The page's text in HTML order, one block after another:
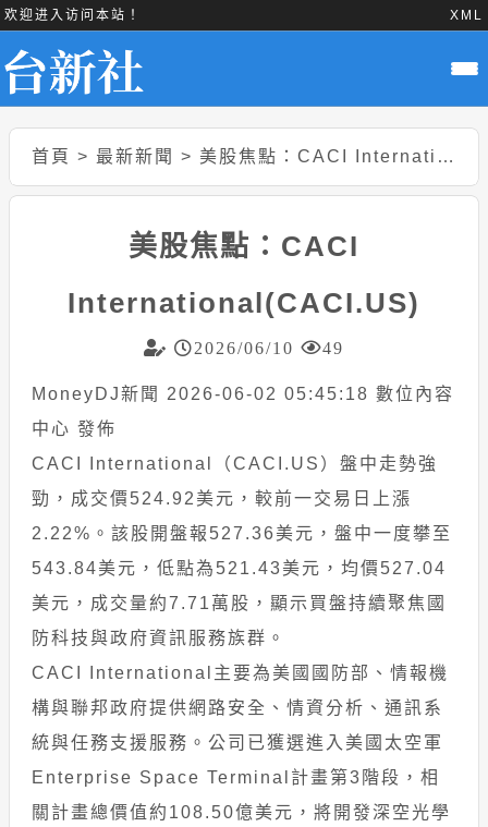
欢迎进入访问本站！ XML
首頁 > 最新新聞 > 美股焦點：CACI International(CACI.US)
美股焦點：CACI
International(CACI.US)
2026/06/10 49
MoneyDJ新聞 2026-06-02 05:45:18 數位內容
中心 發佈
CACI International（CACI.US）盤中走勢強
勁，成交價524.92美元，較前一交易日上漲
2.22%。該股開盤報527.36美元，盤中一度攀至
543.84美元，低點為521.43美元，均價527.04
美元，成交量約7.71萬股，顯示買盤持續聚焦國
防科技與政府資訊服務族群。
CACI International主要為美國國防部、情報機
構與聯邦政府提供網路安全、情資分析、通訊系
統與任務支援服務。公司已獲選進入美國太空軍
Enterprise Space Terminal計畫第3階段，相
關計畫總價值約108.50億美元，將開發深空光學